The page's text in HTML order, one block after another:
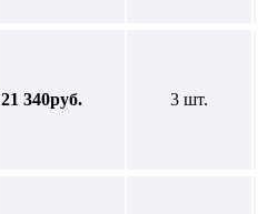
21 340руб. 3 шт.